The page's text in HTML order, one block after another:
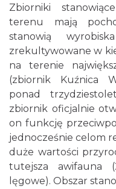
Zbiorniki
terenu mają
stanowią
zrekultywowane w
na terenie
(zbiornik Kuźnica
ponad
zbiornik oficjalnie
on funkcję
jednocześnie celom
duże wartości
tutejsza awifauna
lęgowe). Obszar